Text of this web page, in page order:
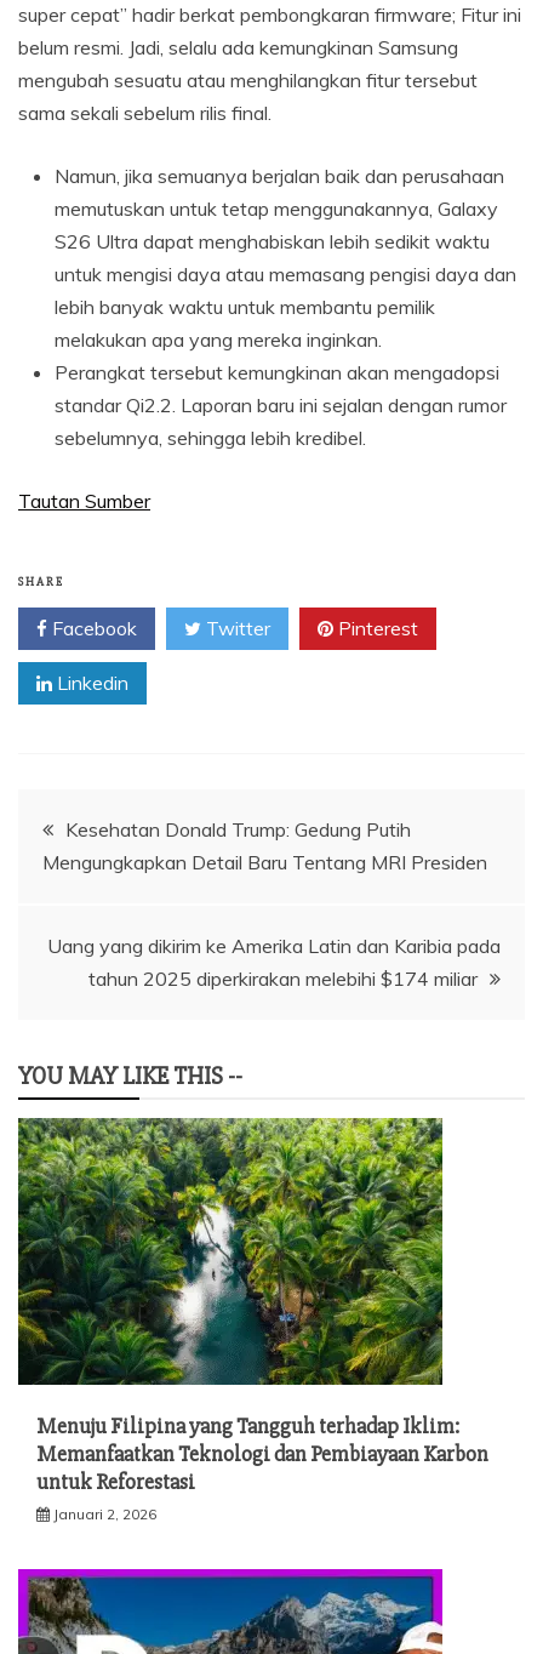
super cepat” hadir berkat pembongkaran firmware; Fitur ini
belum resmi. Jadi, selalu ada kemungkinan Samsung
mengubah sesuatu atau menghilangkan fitur tersebut
sama sekali sebelum rilis final.
Namun, jika semuanya berjalan baik dan perusahaan
memutuskan untuk tetap menggunakannya, Galaxy
S26 Ultra dapat menghabiskan lebih sedikit waktu
untuk mengisi daya atau memasang pengisi daya dan
lebih banyak waktu untuk membantu pemilik
melakukan apa yang mereka inginkan.
Perangkat tersebut kemungkinan akan mengadopsi
standar Qi2.2. Laporan baru ini sejalan dengan rumor
sebelumnya, sehingga lebih kredibel.
Tautan Sumber
SHARE
Facebook Twitter Pinterest
Linkedin
Navigasi
pos
Kesehatan Donald Trump: Gedung Putih
Mengungkapkan Detail Baru Tentang MRI Presiden
Uang yang dikirim ke Amerika Latin dan Karibia pada
tahun 2025 diperkirakan melebihi $174 miliar
YOU MAY LIKE THIS --
Menuju Filipina yang Tangguh terhadap Iklim:
Memanfaatkan Teknologi dan Pembiayaan Karbon
untuk Reforestasi
Januari 2, 2026